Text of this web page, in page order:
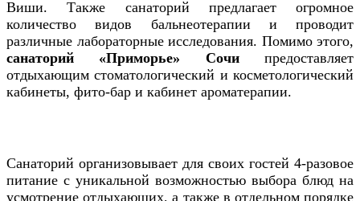
Виши. Также санаторий предлагает огромное
количество видов бальнеотерапии и проводит
различные лабораторные исследования. Помимо этого,
санаторий «Приморье» Сочипредоставляет
отдыхающим стоматологический и косметологический
кабинеты, фито-бар и кабинет ароматерапии.
Санаторий организовывает для своих гостей 4-разовое
питание с уникальной возможностью выбора блюд на
усмотрение отдыхающих, а также в отдельном порядке